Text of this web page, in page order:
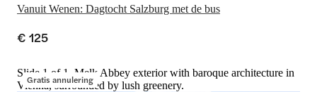
Vanuit Wenen: Dagtocht Salzburg met de bus
€ 125
Gratis annulering
Slide 1 of 1, Melk Abbey exterior with baroque architecture in
Vienna, surrounded by lush greenery.